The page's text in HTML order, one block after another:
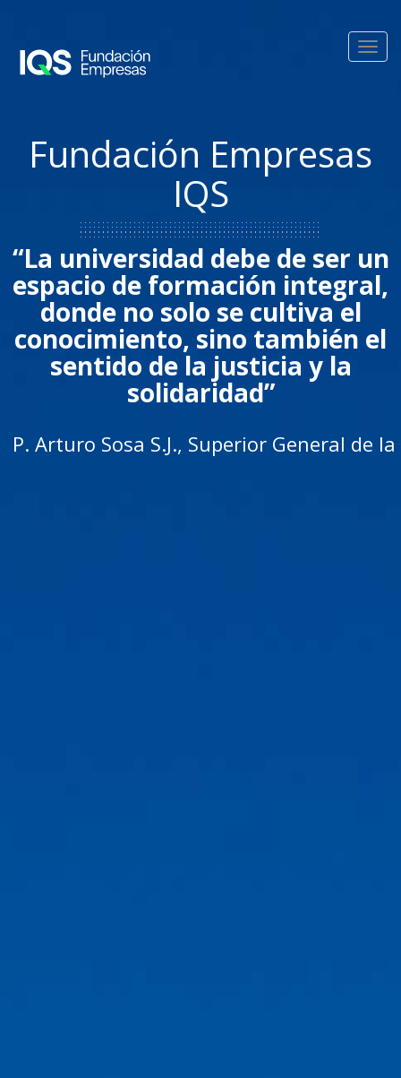
Fundación Empresas
IQS
“La universidad debe de ser un
espacio de formación integral,
donde no solo se cultiva el
conocimiento, sino también el
sentido de la justicia y la
solidaridad”
P. Arturo Sosa S.J., Superior General de